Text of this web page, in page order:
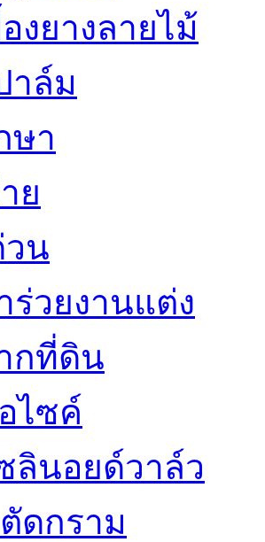
งยางลายไม้
าล์ม
ษา
ย
วน
ร่วยงานแต่ง
กที่ดิน
ไซค์
ลินอยด์วาล์ว
ดกราม